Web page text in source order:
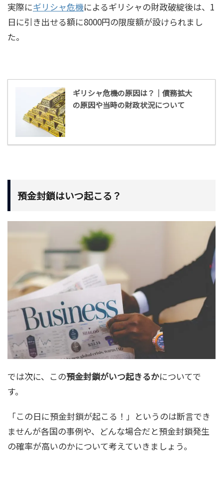
実際にギリシャ危機によるギリシャの財政破綻後は、1
日に引き出せる額に8000円の限度額が設けられまし
た。
ギリシャ危機の原因は？｜債務拡大
の原因や当時の財政状況について
預金封鎖はいつ起こる？
では次に、この預金封鎖がいつ起きるかについてで
す。
「この日に預金封鎖が起こる！」というのは断言でき
ませんが各国の事例や、どんな場合だと預金封鎖発生
の確率が高いのかについて考えていきましょう。